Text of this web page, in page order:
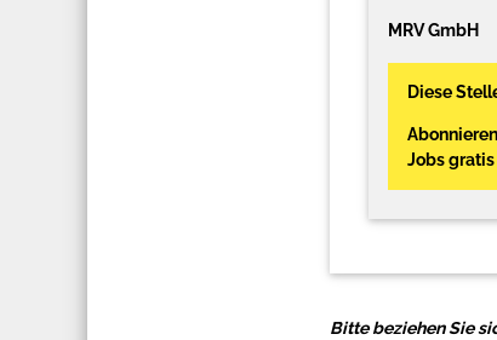
MRV GmbH
Diese
Jobs
Bitte beziehen Sie